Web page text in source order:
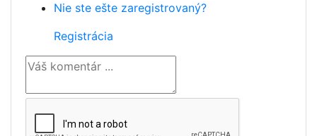
Nie ste ešte zaregistrovaný?
Registrácia